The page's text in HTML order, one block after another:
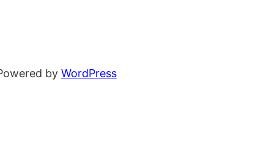
by WordPress